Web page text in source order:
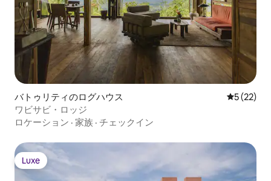
バトゥリティのログハウス レビュー
5 (22)
ワビサビ・ロッジ
ロケーション · 家族 · チェックイン
Luxe
Luxe